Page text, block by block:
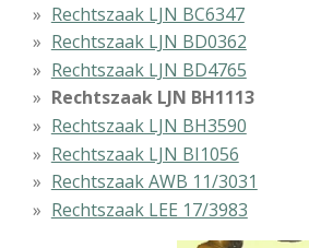
Rechtszaak LJN BC6347
Rechtszaak LJN BD0362
Rechtszaak LJN BD4765
Rechtszaak LJN BH1113
Rechtszaak LJN BH3590
Rechtszaak LJN BI1056
Rechtszaak AWB 11/3031
Rechtszaak LEE 17/3983